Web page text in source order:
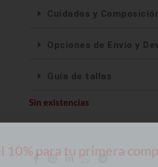
Cuidados y
Opciones de Envío y
Guía de tallas
Sin existencias
10% para tu primera